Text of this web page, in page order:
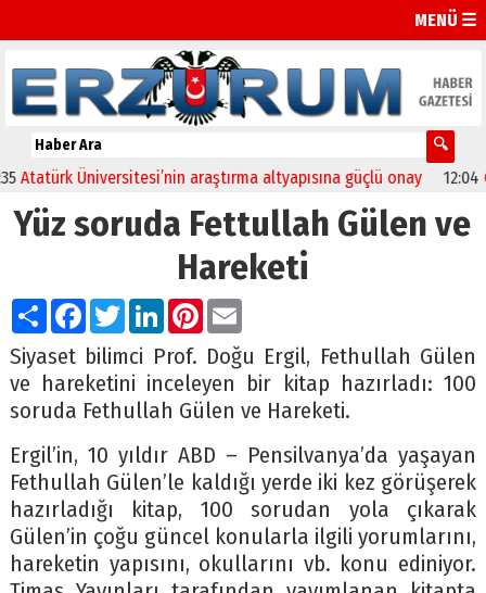
MENÜ ☰
araştırma altyapısına güçlü onay 12:04 Oltu’da
Yüz soruda Fettullah Gülen ve
Hareketi
PaylaşFacebook
TwitterLinkedIn
Pinterest
Email
Siyaset bilimci Prof. Doğu Ergil, Fethullah Gülen
ve hareketini inceleyen bir kitap hazırladı: 100
soruda Fethullah Gülen ve Hareketi.
Ergil’in, 10 yıldır ABD – Pensilvanya’da yaşayan
Fethullah Gülen’le kaldığı yerde iki kez görüşerek
hazırladığı kitap, 100 sorudan yola çıkarak
Gülen’in çoğu güncel konularla ilgili yorumlarını,
hareketin yapısını, okullarını vb. konu ediniyor.